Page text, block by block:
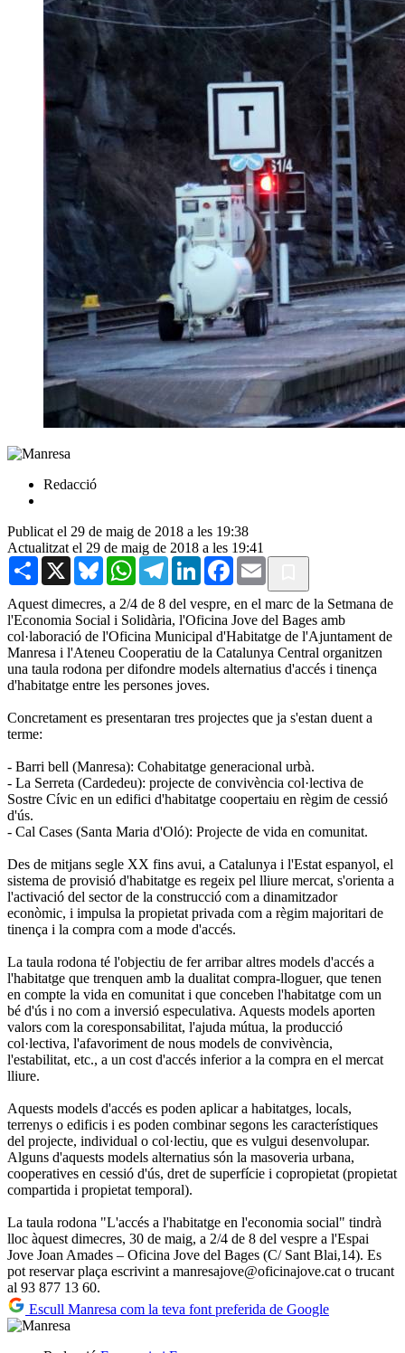
Redacció
Publicat el 29 de maig de 2018 a les 19:38
Actualitzat el 29 de maig de 2018 a les 19:41
Share X BlueskyWhatsAppTelegramLinkedInFacebook
Email
Aquest dimecres, a 2/4 de 8 del vespre, en el marc de la Setmana de
l'Economia Social i Solidària, l'Oficina Jove del Bages amb
col·laboració de l'Oficina Municipal d'Habitatge de l'Ajuntament de
Manresa i l'Ateneu Cooperatiu de la Catalunya Central organitzen
una taula rodona per difondre models alternatius d'accés i tinença
d'habitatge entre les persones joves.
Concretament es presentaran tres projectes que ja s'estan duent a
terme:
- Barri bell (Manresa): Cohabitatge generacional urbà.
- La Serreta (Cardedeu): projecte de convivència col·lectiva de
Sostre Cívic en un edifici d'habitatge coopertaiu en règim de cessió
d'ús.
- Cal Cases (Santa Maria d'Oló): Projecte de vida en comunitat.
Des de mitjans segle XX fins avui, a Catalunya i l'Estat espanyol, el
sistema de provisió d'habitatge es regeix pel lliure mercat, s'orienta a
l'activació del sector de la construcció com a dinamitzador
econòmic, i impulsa la propietat privada com a règim majoritari de
tinença i la compra com a mode d'accés.
La taula rodona té l'objectiu de fer arribar altres models d'accés a
l'habitatge que trenquen amb la dualitat compra-lloguer, que tenen
en compte la vida en comunitat i que conceben l'habitatge com un
bé d'ús i no com a inversió especulativa. Aquests models aporten
valors com la coresponsabilitat, l'ajuda mútua, la producció
col·lectiva, l'afavoriment de nous models de convivència,
l'estabilitat, etc., a un cost d'accés inferior a la compra en el mercat
lliure.
Aquests models d'accés es poden aplicar a habitatges, locals,
terrenys o edificis i es poden combinar segons les característiques
del projecte, individual o col·lectiu, que es vulgui desenvolupar.
Alguns d'aquests models alternatius són la masoveria urbana,
cooperatives en cessió d'ús, dret de superfície i copropietat (propietat
compartida i propietat temporal).
La taula rodona "L'accés a l'habitatge en l'economia social" tindrà
lloc àquest dimecres, 30 de maig, a 2/4 de 8 del vespre a l'Espai
Jove Joan Amades – Oficina Jove del Bages (C/ Sant Blai,14). Es
pot reservar plaça escrivint a manresajove@oficinajove.cat o trucant
al 93 877 13 60.
Escull Manresa com la teva font preferida de Google